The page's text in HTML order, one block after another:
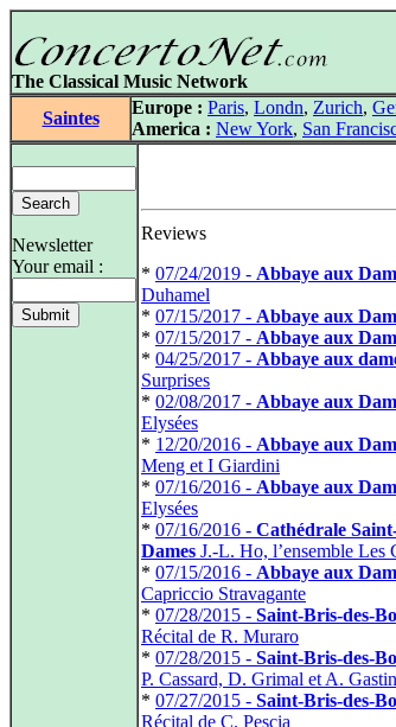
The Classical Music Network
Saintes
Europe : Paris, Londn, Zurich,
America : New York, San
Newsletter
Your email :
Reviews
* 07/24/2019 - Abbaye aux
Duhamel
* 07/15/2017 - Abbaye aux
* 07/15/2017 - Abbaye aux
* 04/25/2017 - Abbaye aux
Surprises
* 02/08/2017 - Abbaye aux
Elysées
* 12/20/2016 - Abbaye aux
Meng et I Giardini
* 07/16/2016 - Abbaye aux
Elysées
* 07/16/2016 - Cathédrale
Dames J.-L. Ho, l’ensemble Les
* 07/15/2016 - Abbaye aux
Capriccio Stravagante
* 07/28/2015 - Saint-Bris-des-
Récital de R. Muraro
* 07/28/2015 - Saint-Bris-des-
P. Cassard, D. Grimal et A.
* 07/27/2015 - Saint-Bris-des-
Récital de C. Pescia